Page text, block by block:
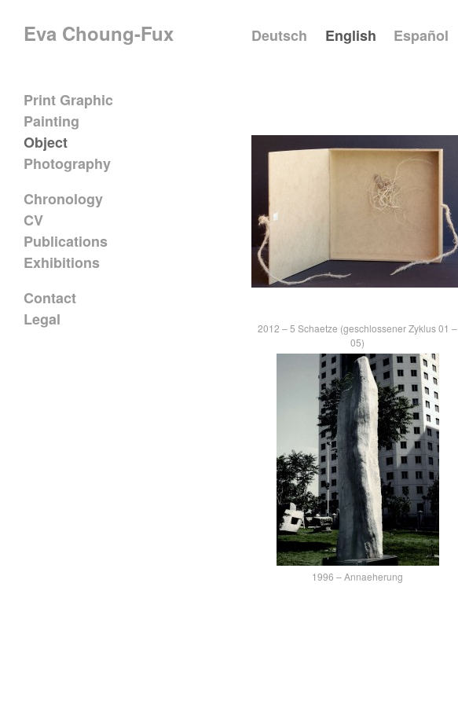
Eva Choung-Fux
Print Graphic
Painting
Object
Photography
Chronology
CV
Publications
Exhibitions
Contact
Legal
Deutsch English Español
2012 – 5 Schaetze (geschlossener Zyklus 01 –
05)
1996 – Annaeherung